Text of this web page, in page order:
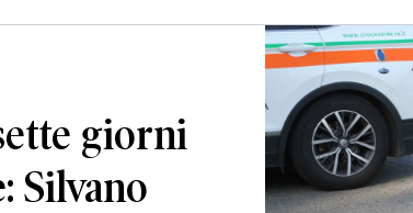
giorni
Silvano